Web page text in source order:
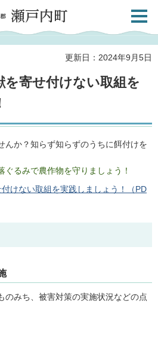
郡 瀬戸内町
共通メ
更新日：2024年9月5日
を寄せ付けない取組を
んか？知らず知らずのうちに餌付けを
るみで農作物を守りましょう！
けない取組を実践しましょう！（PD
のみち、被害対策の実施状況などの点